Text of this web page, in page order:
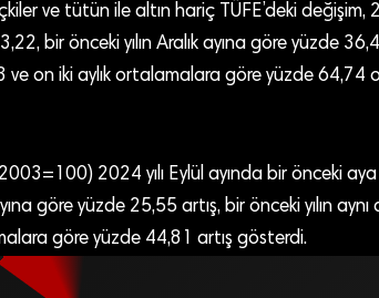
ve tütün ile altın hariç TÜFE’deki değişim,
bir önceki yılın Aralık ayına göre yüzde
ve on iki aylık ortalamalara göre yüzde 64,74
2024 yılı Eylül ayında bir önceki
göre yüzde 25,55 artış, bir önceki yılın aynı
göre yüzde 44,81 artış gösterdi.